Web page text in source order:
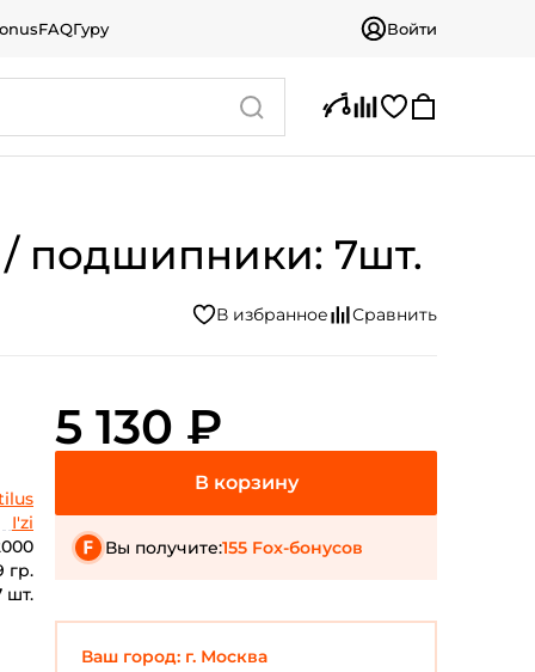
FAQГуру Войти
/ подшипники: 7шт.
I'zi
гр.
шт.
5 130 ₽
Вы получите:155 Fox-бонусов
Ваш город: г. Москва